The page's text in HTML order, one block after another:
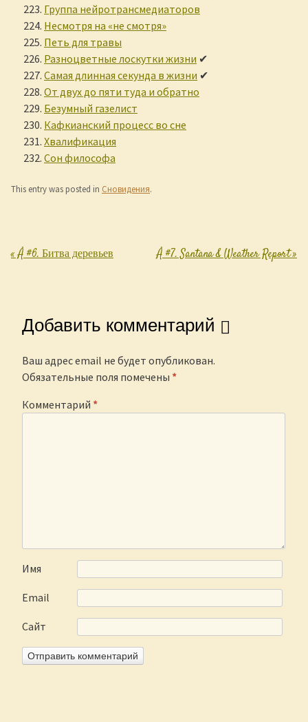
Группа нейротрансмедиаторов
Несмотря на «не смотря»
Петь для травы
Разноцветные лоскутки жизни ✔
Самая длинная секунда в жизни ✔
От двух до пяти туда и обратно
Безумный газелист
Кафкианский процесс во сне
Хвалификация
Сон философа
This entry was posted in Сновидения.
Post navigation
«Å #6. Битва деревьев Å #7. Santana & Weather Report»
Добавить комментарий
Ваш адрес email не будет опубликован.
Обязательные поля помечены *
Комментарий *
Имя
Email
Сайт